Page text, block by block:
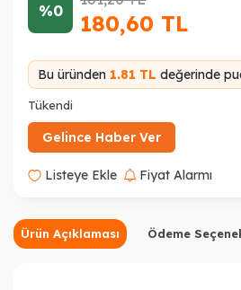
%0 180,60 TL
Bu üründen 1.81 TL değerinde
Tükendi
Gelince Haber Ver
Listeye Ekle Fiyat Alarmı
Ürün Açıklaması Ödeme